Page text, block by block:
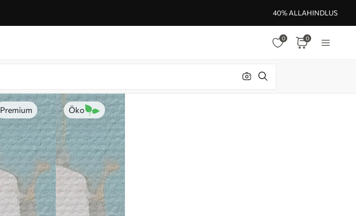
40% ALLAHINDLUS
0 0
Premium Öko